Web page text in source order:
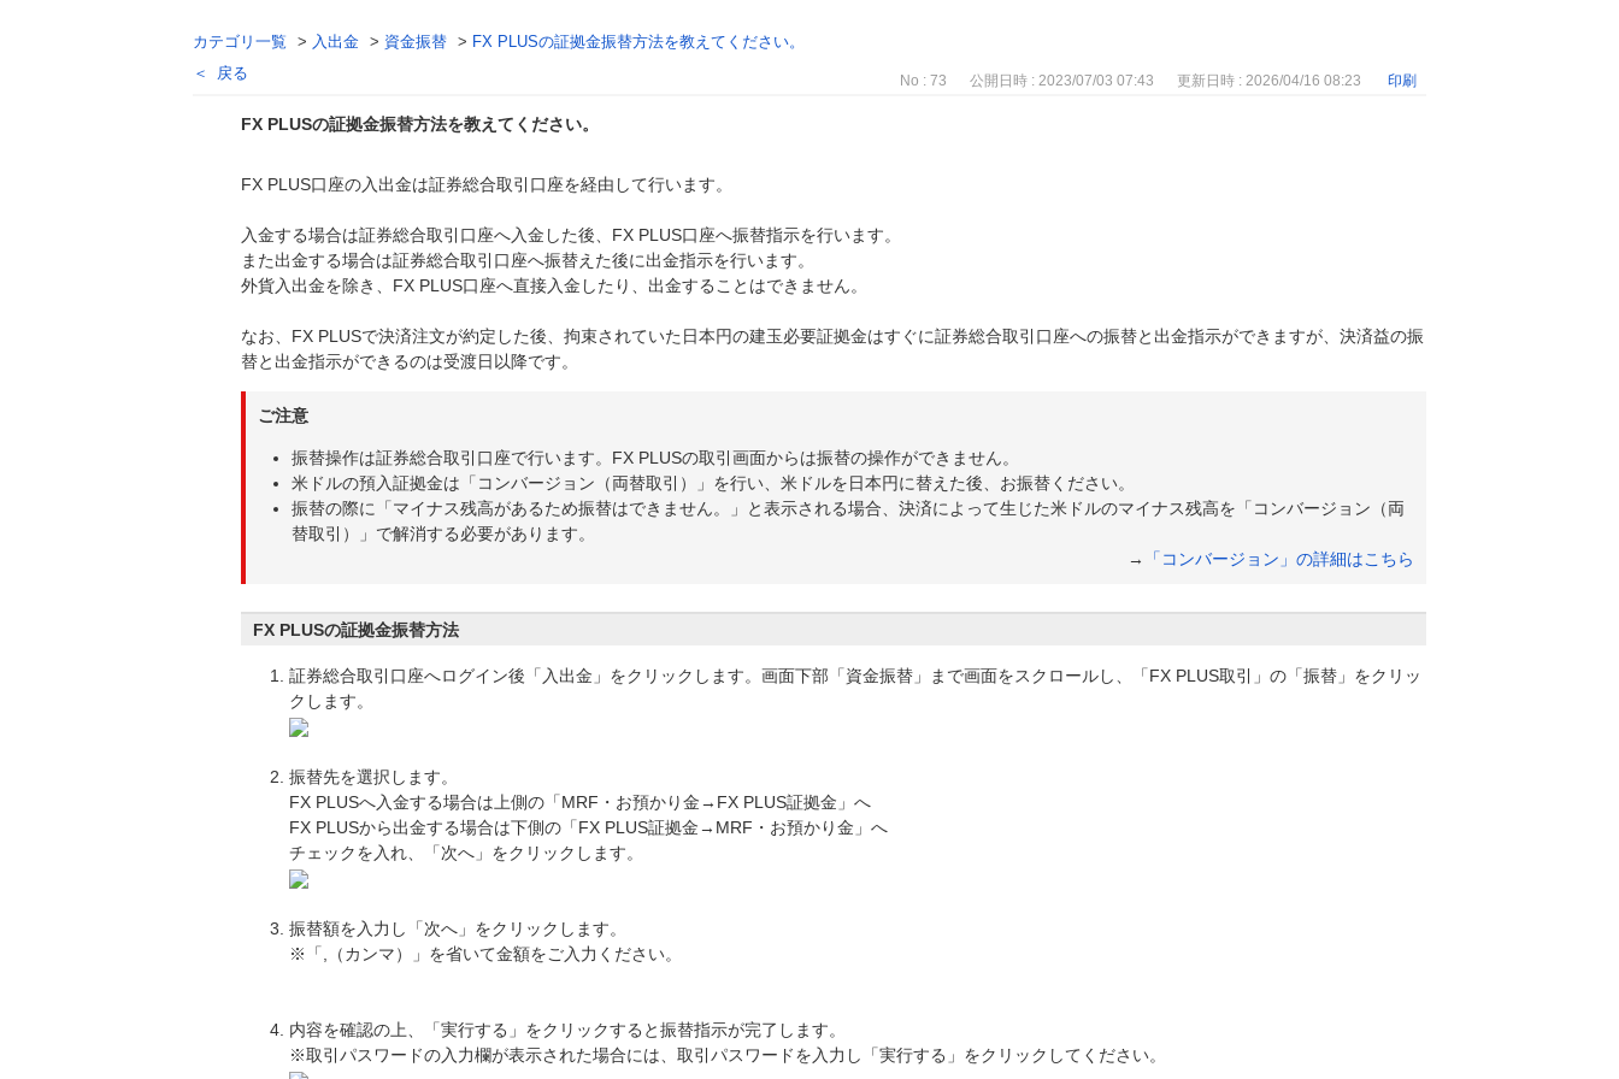
カテゴリ一覧 > 入出金 > 資金振替 > FX PLUSの証拠金振替方法を教えてください。
戻る
No : 73 公開日時 : 2023/07/03 07:43 更新日時 : 2026/04/16 08:23 印刷
FX PLUSの証拠金振替方法を教えてください。
回答
FX PLUS口座の入出金は証券総合取引口座を経由して行います。
入金する場合は証券総合取引口座へ入金した後、FX PLUS口座へ振替指示を行います。
また出金する場合は証券総合取引口座へ振替えた後に出金指示を行います。
外貨入出金を除き、FX PLUS口座へ直接入金したり、出金することはできません。
なお、FX PLUSで決済注文が約定した後、拘束されていた日本円の建玉必要証拠金はすぐに証券総合取引口座への振替と出金指示ができますが、決済益の振
替と出金指示ができるのは受渡日以降です。
ご注意
振替操作は証券総合取引口座で行います。FX PLUSの取引画面からは振替の操作ができません。
米ドルの預入証拠金は「コンバージョン（両替取引）」を行い、米ドルを日本円に替えた後、お振替ください。
振替の際に「マイナス残高があるため振替はできません。」と表示される場合、決済によって生じた米ドルのマイナス残高を「コンバージョン（両
替取引）」で解消する必要があります。
→
「コンバージョン」の詳細はこちら
FX PLUSの証拠金振替方法
証券総合取引口座へログイン後「入出金」をクリックします。画面下部「資金振替」まで画面をスクロールし、「FX PLUS取引」の「振替」をクリッ
クします。
振替先を選択します。
FX PLUSへ入金する場合は上側の「MRF・お預かり金→FX PLUS証拠金」へ
FX PLUSから出金する場合は下側の「FX PLUS証拠金→MRF・お預かり金」へ
チェックを入れ、「次へ」をクリックします。
振替額を入力し「次へ」をクリックします。
※「,（カンマ）」を省いて金額をご入力ください。
内容を確認の上、「実行する」をクリックすると振替指示が完了します。
※取引パスワードの入力欄が表示された場合には、取引パスワードを入力し「実行する」をクリックしてください。